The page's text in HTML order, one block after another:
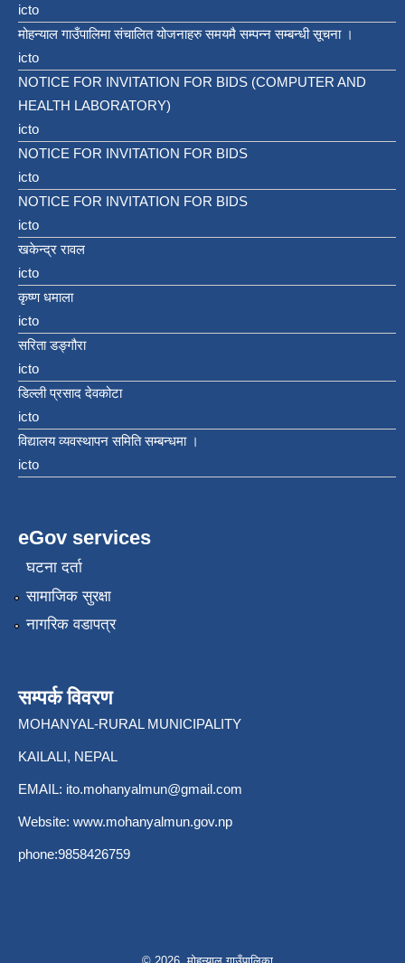
icto
मोहन्याल गाउँपालिमा संचालित योजनाहरु समयमै सम्पन्न सम्बन्धी सूचना ।
icto
NOTICE FOR INVITATION FOR BIDS (COMPUTER AND
HEALTH LABORATORY)
icto
NOTICE FOR INVITATION FOR BIDS
icto
NOTICE FOR INVITATION FOR BIDS
icto
खकेन्द्र रावल
icto
कृष्ण धमाला
icto
सरिता डङ्गौरा
icto
डिल्ली प्रसाद देवकोटा
icto
विद्यालय व्यवस्थापन समिति सम्बन्धमा ।
icto
eGov services
घटना दर्ता
सामाजिक सुरक्षा
नागरिक वडापत्र
सम्पर्क विवरण
MOHANYAL-RURAL MUNICIPALITY
KAILALI, NEPAL
EMAIL: ito.mohanyalmun@gmail.com
Website: www.mohanyalmun.gov.np
phone:9858426759